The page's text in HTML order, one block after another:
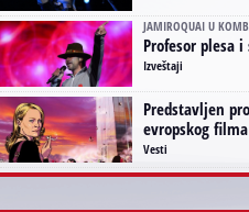
JAMIROQUAI U
Profesor plesa
Izveštaji
Predstavljen
evropskog
Vesti